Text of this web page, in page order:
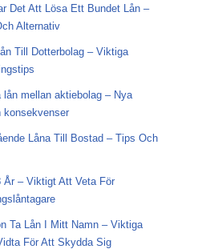
Det Att Lösa Ett Bundet Lån –
Alternativ
Till Dotterbolag – Viktiga
lån mellan aktiebolag – Nya
konsekvenser
Låna Till Bostad – Tips Och
År – Viktigt Att Veta För
Ta Lån I Mitt Namn – Viktiga
För Att Skydda Sig